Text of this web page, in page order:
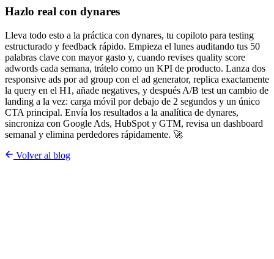
Hazlo real con dynares
Lleva todo esto a la práctica con dynares, tu copiloto para testing
estructurado y feedback rápido. Empieza el lunes auditando tus 50
palabras clave con mayor gasto y, cuando revises quality score
adwords cada semana, trátelo como un KPI de producto. Lanza dos
responsive ads por ad group con el ad generator, replica exactamente
la query en el H1, añade negatives, y después A/B test un cambio de
landing a la vez: carga móvil por debajo de 2 segundos y un único
CTA principal. Envía los resultados a la analítica de dynares,
sincroniza con Google Ads, HubSpot y GTM, revisa un dashboard
semanal y elimina perdedores rápidamente. 🚀
Volver al blog